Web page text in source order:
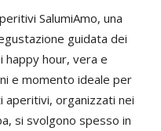
SalumiAmo, una
guidata dei
happy hour, vera e
e momento ideale per
organizzati nei
si svolgono spesso in